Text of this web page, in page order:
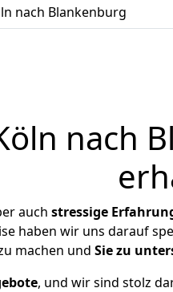
nach Blankenburg
nach
auch stressige
haben wir uns darauf
machen und Sie zu
, und wir sind stolz